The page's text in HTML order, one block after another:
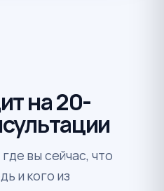
на 20-
вы сейчас, что
и кого из